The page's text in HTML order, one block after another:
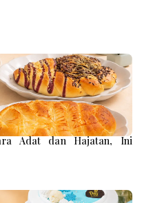
Adat dan Hajatan, Ini